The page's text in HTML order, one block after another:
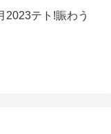
2023テト!賑わう